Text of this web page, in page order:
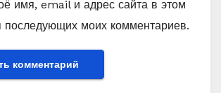
имя, email и адрес сайта в этом
последующих моих комментариев.